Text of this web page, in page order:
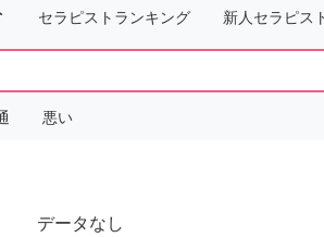
セラピストランキング 新人セラピス
悪い
データなし